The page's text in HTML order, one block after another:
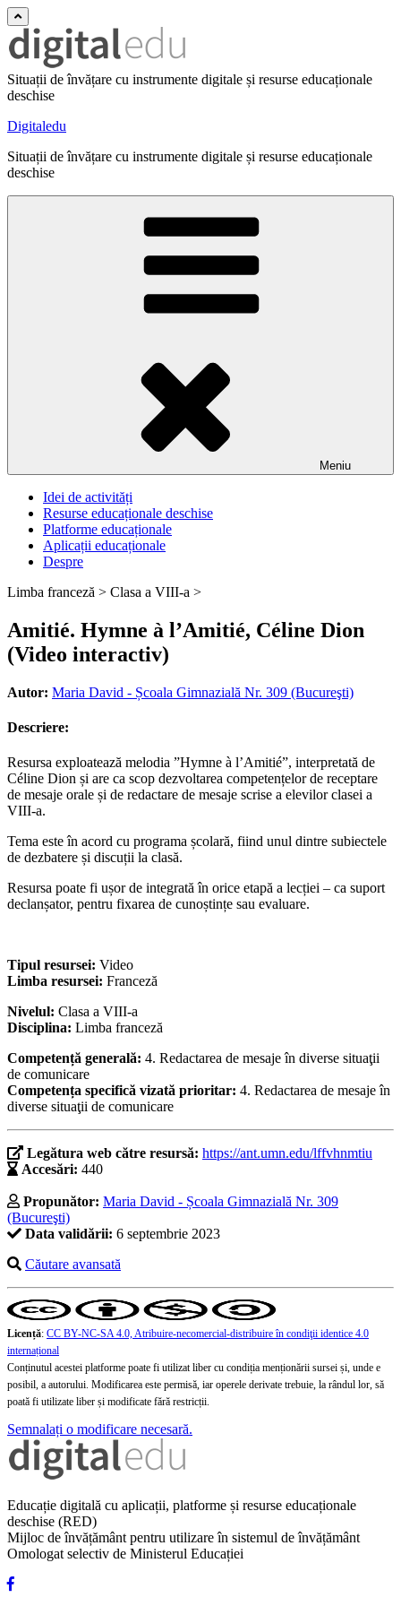
Situații de învățare cu instrumente digitale și resurse educaționale
deschise
Digitaledu
Situații de învățare cu instrumente digitale și resurse educaționale
deschise
Meniu
Idei de activități
Resurse educaționale deschise
Platforme educaționale
Aplicații educaționale
Despre
Limba franceză > Clasa a VIII-a >
Amitié. Hymne à l’Amitié, Céline Dion
(Video interactiv)
Autor: Maria David - Școala Gimnazială Nr. 309 (Bucureşti)
Descriere:
Resursa exploatează melodia ”Hymne à l’Amitié”, interpretată de
Céline Dion și are ca scop dezvoltarea competențelor de receptare
de mesaje orale și de redactare de mesaje scrise a elevilor clasei a
VIII-a.
Tema este în acord cu programa școlară, fiind unul dintre subiectele
de dezbatere și discuții la clasă.
Resursa poate fi ușor de integrată în orice etapă a lecției – ca suport
declanșator, pentru fixarea de cunoștințe sau evaluare.
Tipul resursei: Video
Limba resursei: Franceză
Nivelul: Clasa a VIII-a
Disciplina: Limba franceză
Competență generală: 4. Redactarea de mesaje în diverse situaţii
de comunicare
Competența specifică vizată prioritar: 4. Redactarea de mesaje în
diverse situaţii de comunicare
Legătura web către resursă: https://ant.umn.edu/lffvhnmtiu
Accesări: 440
Propunător: Maria David - Școala Gimnazială Nr. 309
(Bucureşti)
Data validării: 6 septembrie 2023
Căutare avansată
Licență: CC BY-NC-SA 4.0, Atribuire-necomercial-distribuire în condiţii identice 4.0
internațional
Conținutul acestei platforme poate fi utilizat liber cu condiția menționării sursei și, unde e
posibil, a autorului. Modificarea este permisă, iar operele derivate trebuie, la rândul lor, să
poată fi utilizate liber și modificate fără restricții.
Semnalați o modificare necesară.
Educație digitală cu aplicații, platforme și resurse educaționale
deschise (RED)
Mijloc de învățământ pentru utilizare în sistemul de învățământ
Omologat selectiv de Ministerul Educației